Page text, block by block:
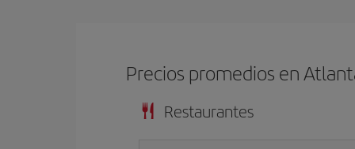
Precios promedios en
Restaurantes